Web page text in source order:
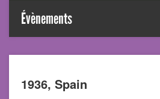
Évènements
1936, Spain